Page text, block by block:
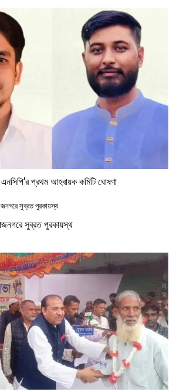
এনসিপি’র প্রথম আহবায়ক কমিটি ঘোষণা
সুব্রত পুরকায়স্থ